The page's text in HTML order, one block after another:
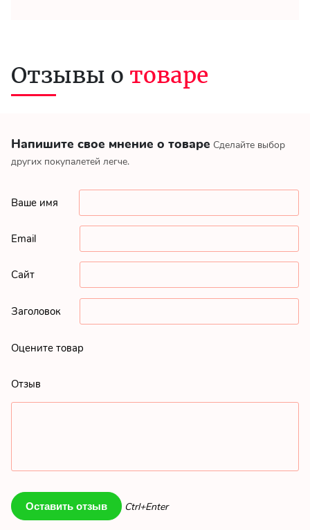
Напишите свое мнение о товаре Сделайте выбор
других покупалетей легче.
Ваше имя
Email
Сайт
Заголовок
Оцените товар
Отзыв
Ctrl+Enter
Отзывы о товаре